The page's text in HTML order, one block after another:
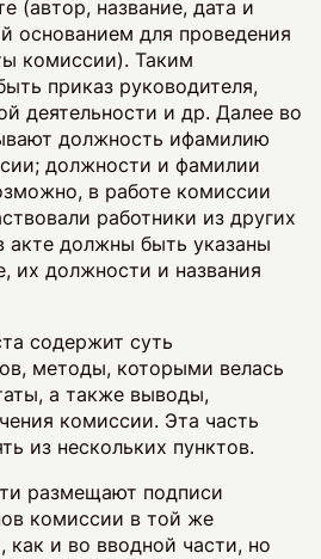
(автор, название, дата и
основанием для проведения
комиссии). Таким
приказ руководителя,
деятельности и др. Далее во
должность ифамилию
должности и фамилии
в работе комиссии
работники из других
акте должны быть указаны
их должности и названия
содержит суть
методы, которыми велась
а также выводы,
комиссии. Эта часть
из нескольких пунктов.
размещают подписи
комиссии в той же
как и во вводной части, но